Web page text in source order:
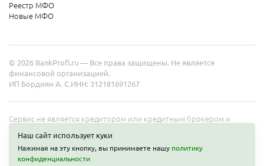
Реестр МФО
Новые МФО
© 2026 BankProfi.ru — Все права защищены. Не является
финансовой организацией.
ИП Бордиян А. С.ИНН: 312181691267
Сервис не является кредитором или кредитным брокером и
на сайте не является публичной офертой. Полные условия услуг
уточняйте на сайте организаций.
Наш сайт использует куки
Нажимая на эту кнопку, вы принимаете нашу политику
конфиденциальности